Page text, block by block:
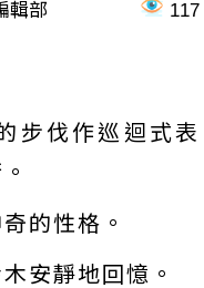
輯部 117
步伐作巡迴式表
的性格。
安靜地回憶。